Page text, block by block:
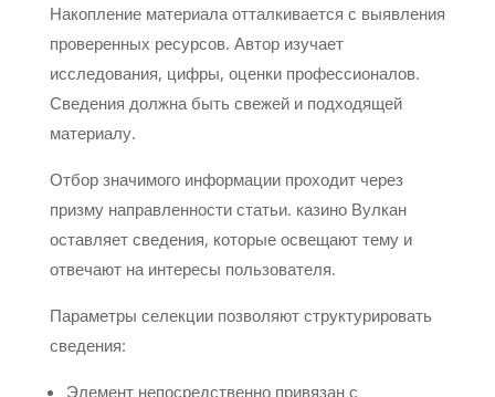
Накопление материала отталкивается с выявления
проверенных ресурсов. Автор изучает
исследования, цифры, оценки профессионалов.
Сведения должна быть свежей и подходящей
материалу.
Отбор значимого информации проходит через
призму направленности статьи. казино Вулкан
оставляет сведения, которые освещают тему и
отвечают на интересы пользователя.
Параметры селекции позволяют структурировать
сведения:
Элемент непосредственно привязан с